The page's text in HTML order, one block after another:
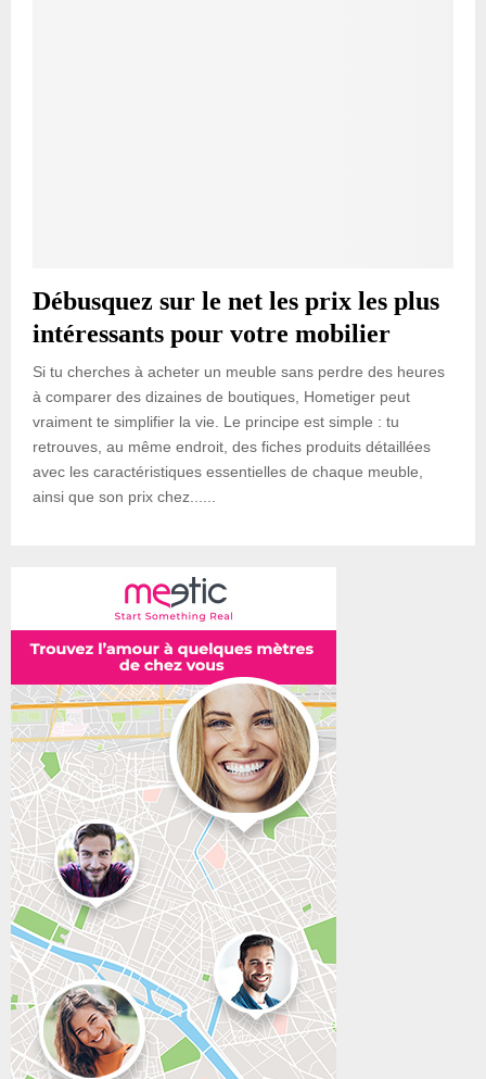
Débusquez sur le net les prix les plus
intéressants pour votre mobilier
Si tu cherches à acheter un meuble sans perdre des heures
à comparer des dizaines de boutiques, Hometiger peut
vraiment te simplifier la vie. Le principe est simple : tu
retrouves, au même endroit, des fiches produits détaillées
avec les caractéristiques essentielles de chaque meuble,
ainsi que son prix chez......